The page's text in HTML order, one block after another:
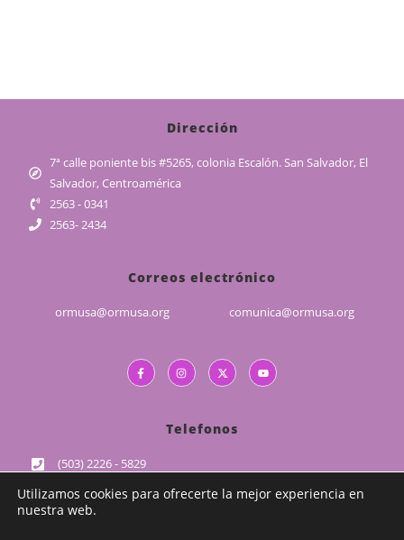
Dirección
7ª calle poniente bis #5265, colonia Escalón. San Salvador, El
Salvador, Centroamérica
2563 - 0341
2563- 2434
Correos electrónico
ormusa@ormusa.org comunica@ormusa.org
Telefonos
(503) 2226 - 5829
CALP : (503) 7989 - 4378
Utilizamos cookies para ofrecerte la mejor experiencia en
nuestra web.